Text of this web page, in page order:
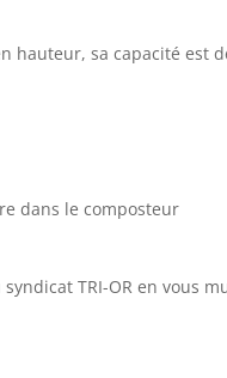
hauteur, sa capacité
dans le composteur
TRI-OR en vous